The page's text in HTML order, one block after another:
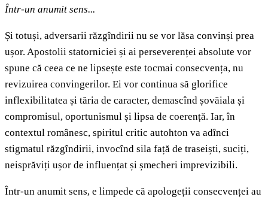
Într-un anumit sens...
Și totuși, adversarii răzgîndirii nu se vor lăsa convinși prea
ușor. Apostolii statorniciei și ai perseverenței absolute vor
spune că ceea ce ne lipsește este tocmai consecvența, nu
revizuirea convingerilor. Ei vor continua să glorifice
inflexibilitatea și tăria de caracter, demascînd șovăiala și
compromisul, oportunismul și lipsa de coerență. Iar, în
contextul românesc, spiritul critic autohton va adînci
stigmatul răzgîndirii, invocînd sila față de traseiști, suciți,
neisprăviți ușor de influențat și șmecheri imprevizibili.
Într-un anumit sens, e limpede că apologeții consecvenței au